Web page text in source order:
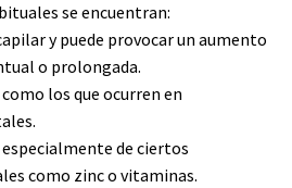
se encuentran:
y puede provocar un aumento
o prolongada.
como los que ocurren en
especialmente de ciertos
como zinc o vitaminas.